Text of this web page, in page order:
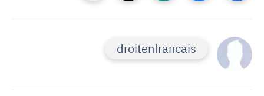
droitenfrancais